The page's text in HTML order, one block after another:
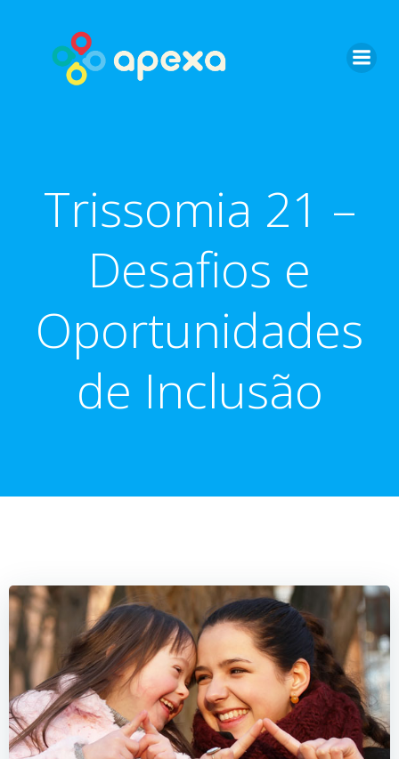
content
Trissomia 21 –
Desafios e
Oportunidades
de Inclusão